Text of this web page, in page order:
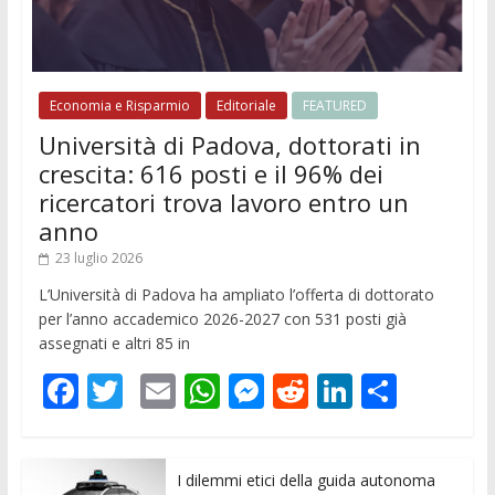
Economia e Risparmio Editoriale FEATURED
Università di Padova, dottorati in
crescita: 616 posti e il 96% dei
ricercatori trova lavoro entro un
anno
23 luglio 2026
L’Università di Padova ha ampliato l’offerta di dottorato
per l’anno accademico 2026-2027 con 531 posti già
assegnati e altri 85 in
F
e
T
itt
E
ai
W M
ss
R Li C
I dilemmi etici della guida autonoma